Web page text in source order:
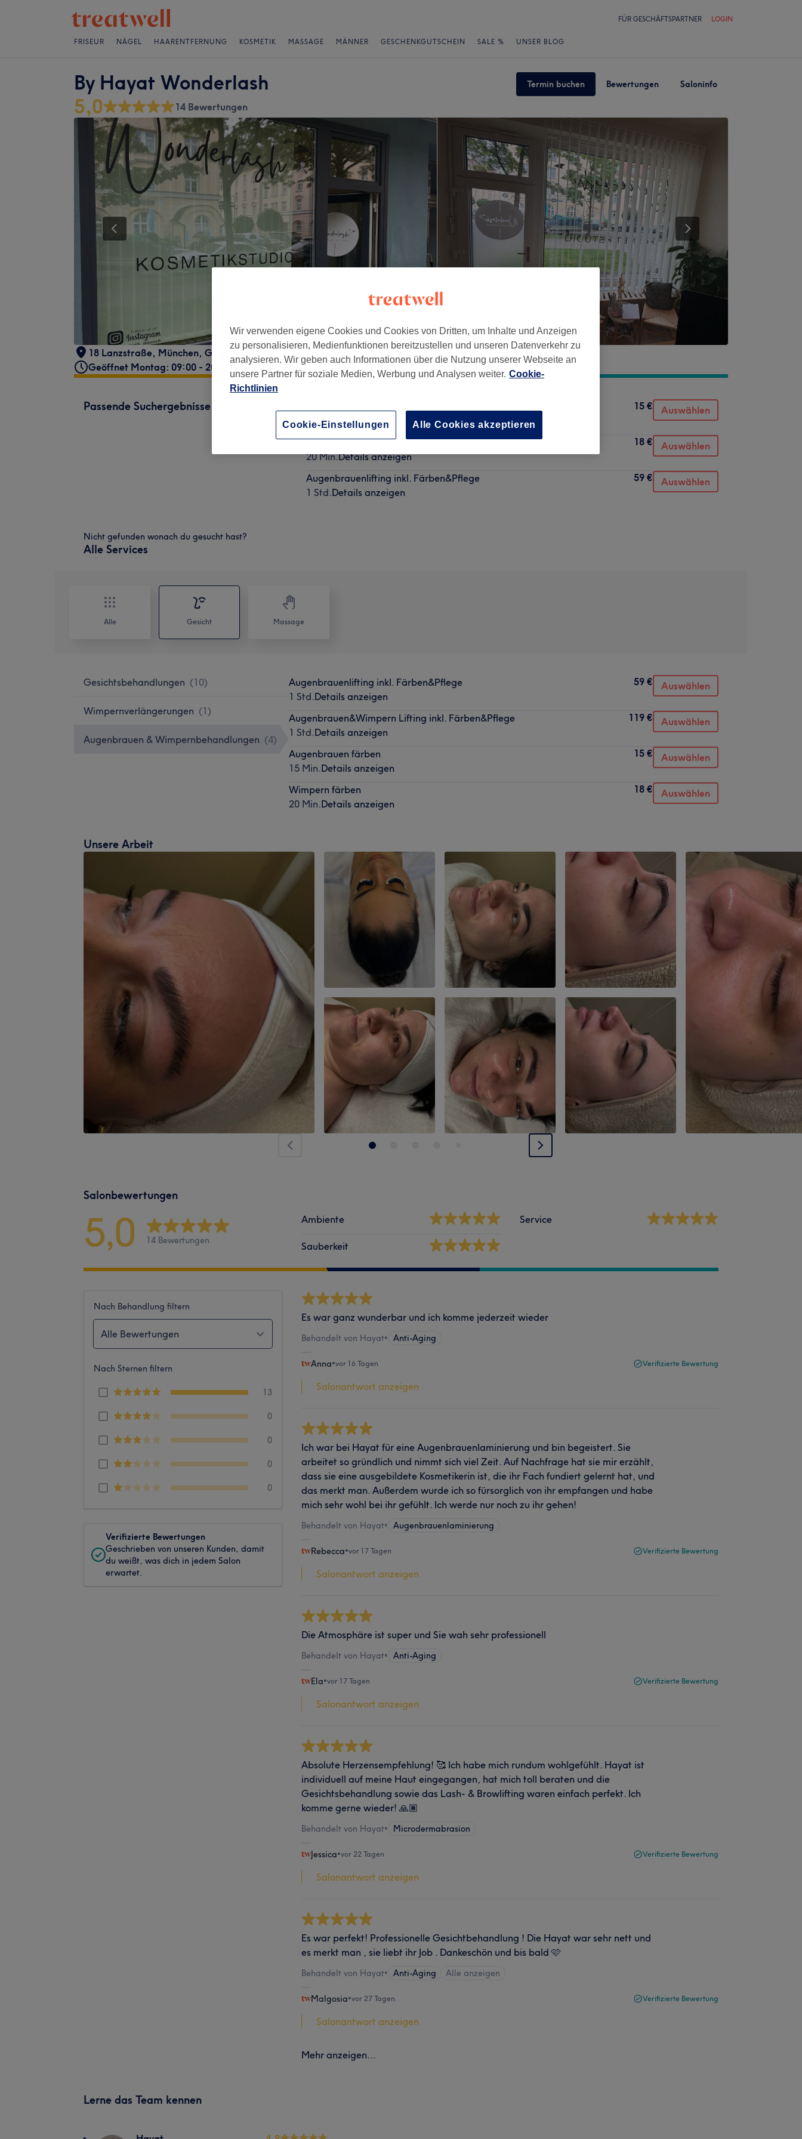
FÜR GESCHÄFTSPARTNER LOGIN
FRISEUR NÄGEL HAARENTFERNUNG KOSMETIK MASSAGE MÄNNER GESCHENKGUTSCHEIN SALE % UNSER BLOG
By Hayat Wonderlash Termin buchen Bewertungen Saloninfo
5,0 14 Bewertungen
18 Lanzstraße, München, Germany , 80689
Geöffnet Montag: 09:00 - 20:00
Passende Suchergebnisse
15 Min.Details anzeigen
15 € Auswählen
Wimpern färben
20 Min.Details anzeigen
18 € Auswählen
Augenbrauenlifting inkl. Färben&Pflege
1 Std.Details anzeigen
59 € Auswählen
Nicht gefunden wonach du gesucht hast?
Alle Services
Alle Gesicht Massage
Gesichtsbehandlungen (10)
Wimpernverlängerungen (1)
Augenbrauen & Wimpernbehandlungen (4)
Augenbrauenlifting inkl. Färben&Pflege
1 Std.Details anzeigen
59 € Auswählen
Augenbrauen&Wimpern Lifting inkl. Färben&Pflege
1 Std.Details anzeigen
119 € Auswählen
Augenbrauen färben
15 Min.Details anzeigen
15 € Auswählen
Wimpern färben
20 Min.Details anzeigen
18 € Auswählen
Unsere Arbeit
Salonbewertungen
5,0 14 Bewertungen
Ambiente
Sauberkeit
Service
Nach Behandlung filtern
Alle Bewertungen
Nach Sternen filtern
13
0
0
0
0
Verifizierte Bewertungen
Geschrieben von unseren Kunden, damit
du weißt, was dich in jedem Salon
erwartet.
Es war ganz wunderbar und ich komme jederzeit wieder
Behandelt von Hayat• Anti-Aging
Anna•vor 16 Tagen Verifizierte Bewertung
Salonantwort anzeigen
Ich war bei Hayat für eine Augenbrauenlaminierung und bin begeistert. Sie
arbeitet so gründlich und nimmt sich viel Zeit. Auf Nachfrage hat sie mir erzählt,
dass sie eine ausgebildete Kosmetikerin ist, die ihr Fach fundiert gelernt hat, und
das merkt man. Außerdem wurde ich so fürsorglich von ihr empfangen und habe
mich sehr wohl bei ihr gefühlt. Ich werde nur noch zu ihr gehen!
Behandelt von Hayat• Augenbrauenlaminierung
Rebecca•vor 17 Tagen Verifizierte Bewertung
Salonantwort anzeigen
Die Atmosphäre ist super und Sie wah sehr professionell
Behandelt von Hayat• Anti-Aging
Ela•vor 17 Tagen Verifizierte Bewertung
Salonantwort anzeigen
Absolute Herzensempfehlung! 🥰 Ich habe mich rundum wohlgefühlt. Hayat ist
individuell auf meine Haut eingegangen, hat mich toll beraten und die
Gesichtsbehandlung sowie das Lash- & Browlifting waren einfach perfekt. Ich
komme gerne wieder! 🙏🏽
Behandelt von Hayat• Microdermabrasion
Jessica•vor 22 Tagen Verifizierte Bewertung
Salonantwort anzeigen
Es war perfekt! Professionelle Gesichtbehandlung ! Die Hayat war sehr nett und
es merkt man , sie liebt ihr Job . Dankeschön und bis bald 🩷
Behandelt von Hayat• Anti-Aging Alle anzeigen
Malgosia•vor 27 Tagen Verifizierte Bewertung
Salonantwort anzeigen
Mehr anzeigen...
Lerne das Team kennen
Wir verwenden eigene Cookies und Cookies von Dritten, um Inhalte und Anzeigen
zu personalisieren, Medienfunktionen bereitzustellen und unseren Datenverkehr zu
analysieren. Wir geben auch Informationen über die Nutzung unserer Webseite an
unsere Partner für soziale Medien, Werbung und Analysen weiter. Cookie-
Richtlinien
Cookie-Einstellungen Alle Cookies akzeptieren